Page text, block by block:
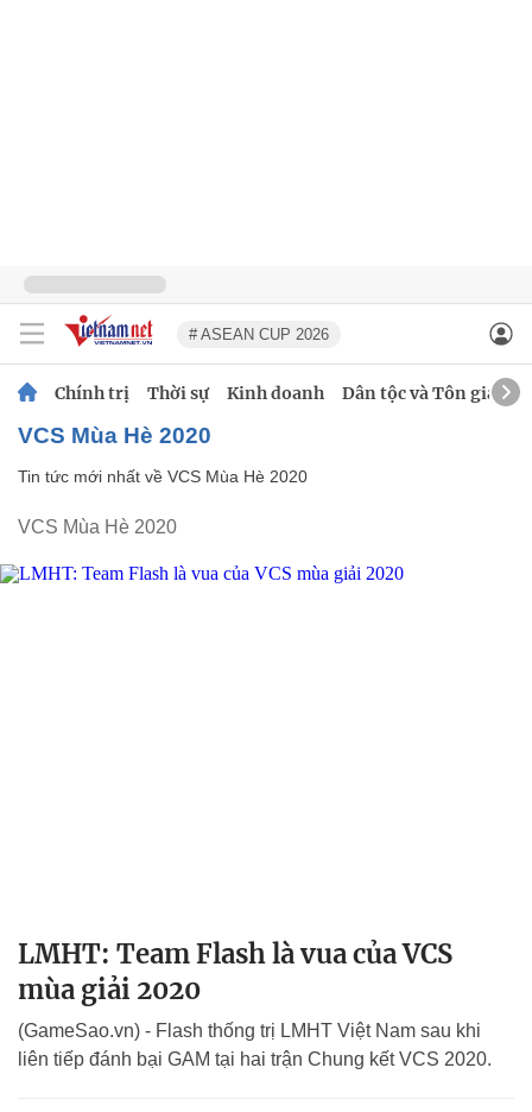
# ASEAN CUP 2026
Chính trị Thời sự Kinh doanh Dân tộc và Tôn giáo
VCS Mùa Hè 2020
Tin tức mới nhất về VCS Mùa Hè 2020
VCS Mùa Hè 2020
LMHT: Team Flash là vua của VCS
mùa giải 2020
(GameSao.vn) - Flash thống trị LMHT Việt Nam sau khi
liên tiếp đánh bại GAM tại hai trận Chung kết VCS 2020.